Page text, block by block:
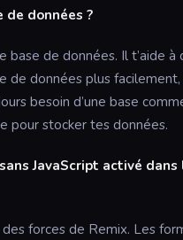
données ?
base de données. Il t’aide à
de données plus
besoin d’une base
pour stocker tes données.
JavaScript activé dans
des forces de Remix. Les